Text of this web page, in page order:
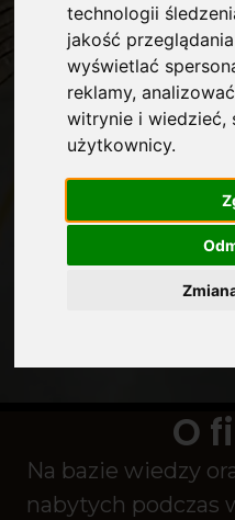
technologii
jakość
wyświetlać
reklamy,
witrynie i wiedzieć,
użytkownicy.
O
Na bazie wiedzy
nabytych podczas